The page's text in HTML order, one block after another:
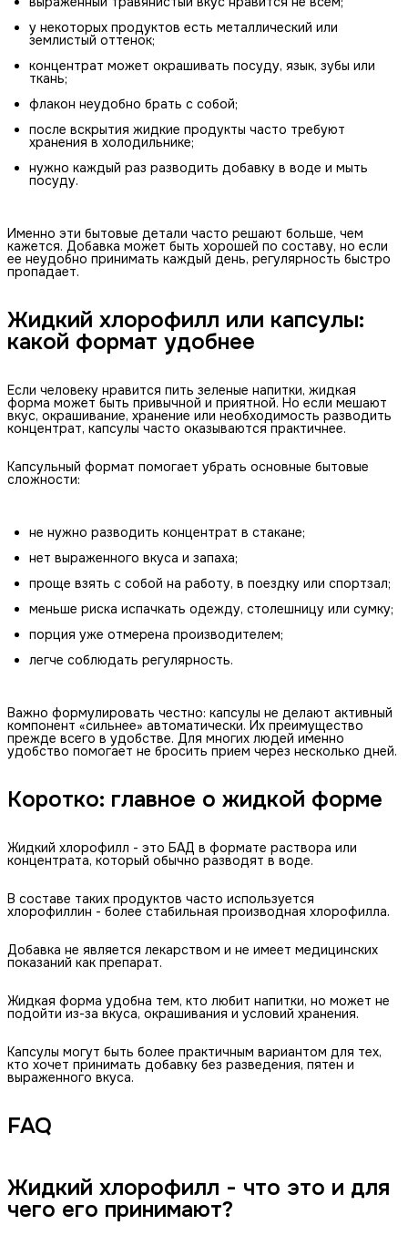
у некоторых продуктов есть металлический или
землистый оттенок;
концентрат может окрашивать посуду, язык, зубы или
ткань;
флакон неудобно брать с собой;
после вскрытия жидкие продукты часто требуют
хранения в холодильнике;
нужно каждый раз разводить добавку в воде и мыть
посуду.
Именно эти бытовые детали часто решают больше, чем
кажется. Добавка может быть хорошей по составу, но если
ее неудобно принимать каждый день, регулярность быстро
пропадает.
Жидкий хлорофилл или капсулы:
какой формат удобнее
Если человеку нравится пить зеленые напитки, жидкая
форма может быть привычной и приятной. Но если мешают
вкус, окрашивание, хранение или необходимость разводить
концентрат, капсулы часто оказываются практичнее.
Капсульный формат помогает убрать основные бытовые
сложности:
не нужно разводить концентрат в стакане;
нет выраженного вкуса и запаха;
проще взять с собой на работу, в поездку или спортзал;
меньше риска испачкать одежду, столешницу или сумку;
порция уже отмерена производителем;
легче соблюдать регулярность.
Важно формулировать честно: капсулы не делают активный
компонент «сильнее» автоматически. Их преимущество
прежде всего в удобстве. Для многих людей именно
удобство помогает не бросить прием через несколько дней.
Коротко: главное о жидкой форме
Жидкий хлорофилл - это БАД в формате раствора или
концентрата, который обычно разводят в воде.
В составе таких продуктов часто используется
хлорофиллин - более стабильная производная хлорофилла.
Добавка не является лекарством и не имеет медицинских
показаний как препарат.
Жидкая форма удобна тем, кто любит напитки, но может не
подойти из-за вкуса, окрашивания и условий хранения.
Капсулы могут быть более практичным вариантом для тех,
кто хочет принимать добавку без разведения, пятен и
выраженного вкуса.
FAQ
Жидкий хлорофилл - что это и для
чего его принимают?